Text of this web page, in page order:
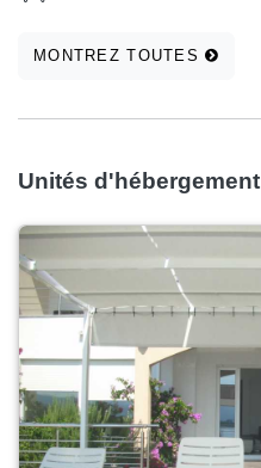
MONTREZ TOUTES
Unités d'hébergement